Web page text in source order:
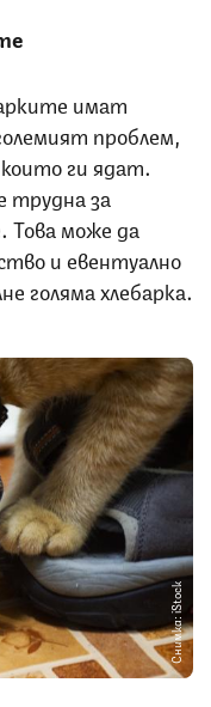
имат
проблем,
ги ядат.
трудна за
Това може да
и евентуално
голяма хлебарка.
Снимка: iStock